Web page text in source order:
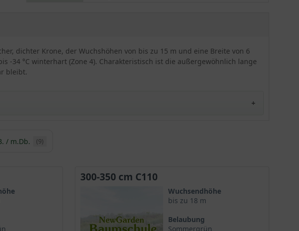
dichter Krone, der Wuchshöhen von bis zu 15 m und eine Breite von 6
34 °C winterhart (Zone 4). Charakteristisch ist die außergewöhnlich lange
bleibt.
den Baumschulhandel eingeführt. Sie erfreut sich aufgrund der
/ m.Db. (9)
300-350 cm C110
Wuchsendhöhe
bis zu 18 m
Belaubung
Sommergrün